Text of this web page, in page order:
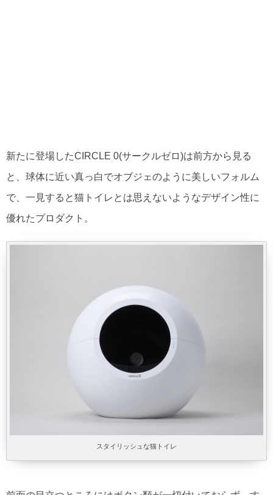
新たに登場したCIRCLE 0(サークルゼロ)は前方から見る
と、球体に近い真っ白でオブジェのように美しいフォルム
で、一見すると猫トイレとは思えないようなデザイン性に
優れたプロダクト。
スタイリッシュな猫トイレ